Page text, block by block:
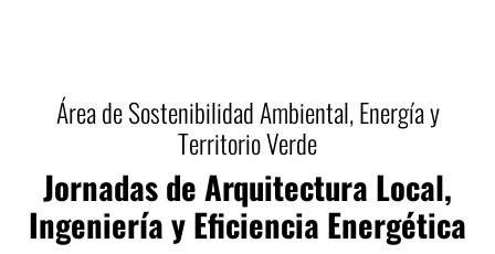
Área de Sostenibilidad Ambiental, Energía y
Territorio Verde
Jornadas de Arquitectura Local,
Ingeniería y Eficiencia Energética